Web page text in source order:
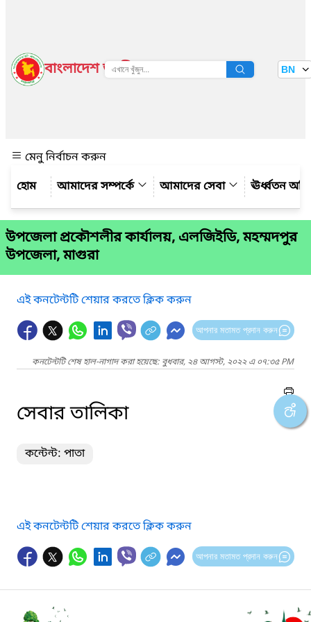
বাংলাদেশ জাতীয় তথ্য বাতায়ন BN
মেনু নির্বাচন করুন
আমাদের সম্পর্কে
আমাদের সেবা ঊর্ধ্বতন
উপজেলা প্রকৌশলীর কার্যালয়, এলজিইডি, মহম্মদপুর
উপজেলা, মাগুরা
এই কনটেন্টটি শেয়ার করতে ক্লিক করুন
আপনার মতামত প্রদান করুন
কনটেন্টটি শেষ হাল-নাগাদ করা হয়েছে: বুধবার, ২৪ আগস্ট, ২০২২ এ ০৭:৩৫ PM
সেবার তালিকা
কন্টেন্ট: পাতা
এই কনটেন্টটি শেয়ার করতে ক্লিক করুন
আপনার মতামত প্রদান করুন